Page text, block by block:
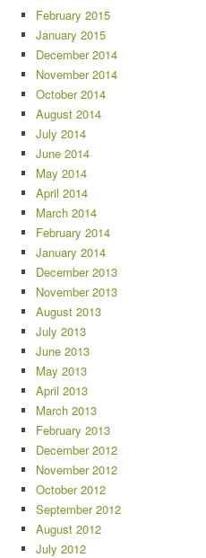
February 2015
January 2015
December 2014
November 2014
October 2014
August 2014
July 2014
June 2014
May 2014
April 2014
March 2014
February 2014
January 2014
December 2013
November 2013
August 2013
July 2013
June 2013
May 2013
April 2013
March 2013
February 2013
December 2012
November 2012
October 2012
September 2012
August 2012
July 2012